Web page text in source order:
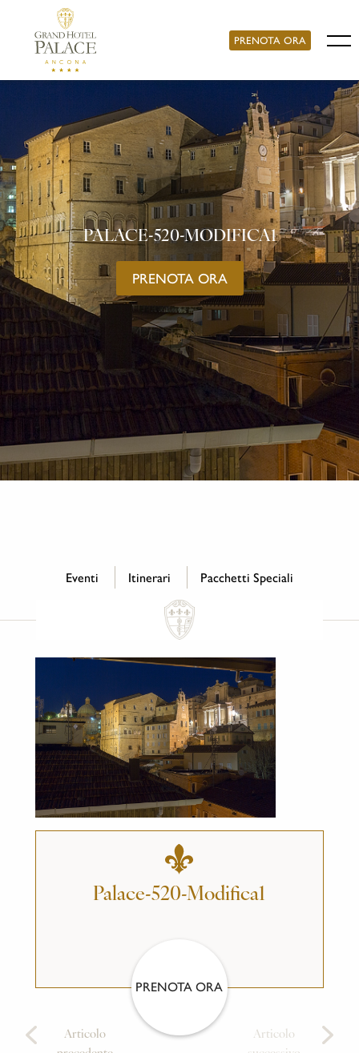
PRENOTA ORA
PALACE-520-MODIFICA1
PRENOTA ORA
Eventi Itinerari Pacchetti Speciali
Palace-520-Modifica1
PRENOTA ORA
Articolo
Articolo